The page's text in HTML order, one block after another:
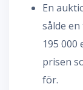
En
sålde
195 000
prisen
för.